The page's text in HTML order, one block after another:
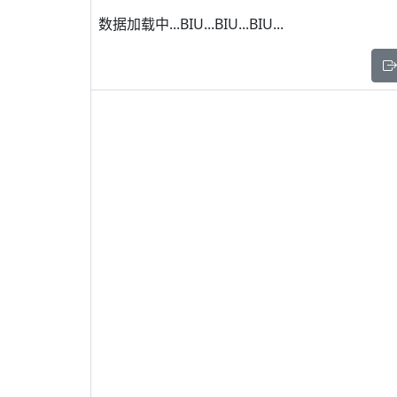
数据加载中...BIU...BIU...BIU...